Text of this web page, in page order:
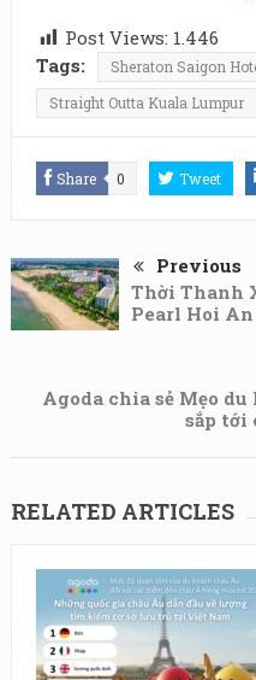
Post Views: 1.446
Tags:
Sheraton Saigon
Straight Outta Kuala Lumpur
Share 0 Tweet
Previous
Thời Thanh
Pearl Hoi An
Agoda chia sẻ Mẹo
sắp tới
RELATED ARTICLES